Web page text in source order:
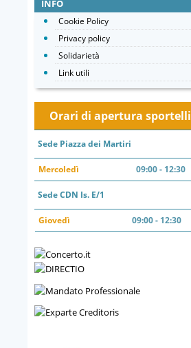
INFO
Cookie Policy
Privacy policy
Solidarietà
Link utili
Orari di apertura sportelli
Sede Piazza dei Martiri
Mercoledì 09:00 - 12:30
Sede CDN Is. E/1
Giovedì 09:00 - 12:30